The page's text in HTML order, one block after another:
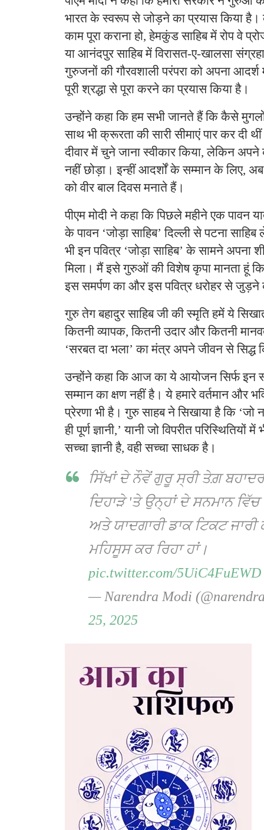
भारत के स्वरूप से जोड़ने का प्रयास किया है।
काम पूरा कराना हो, हेमकुंड साहिब में रोप वे
या आनंदपुर साहिब में विरासत-ए-खालसा
गुरुजनों की गौरवशाली परंपरा को अपना
पूरी श्रद्धा से पूरा करने का प्रयास किया है।
उन्होंने कहा कि हम सभी जानते हैं कि कैसे
साथ भी क्रूरता की सारी सीमाएं पार कर दी
दीवार में चुने जाना स्वीकार किया, लेकिन अपने
नहीं छोड़ा। इन्हीं आदर्शों के सम्मान के लिए,
को वीर बाल दिवस मनाते हैं।
पीएम मोदी ने कहा कि पिछले महीने एक पावन
के पावन ‘जोड़ा साहिब’ दिल्ली से पटना
भी इन पवित्र ‘जोड़ा साहिब’ के सामने अपना
मिला। मैं इसे गुरुओं की विशेष कृपा मानता हूं
इस समर्पण का और इस पवित्र धरोहर से जुड़ने
गुरु तेग बहादुर साहिब जी की स्मृति हमें ये
कितनी व्यापक, कितनी उदार और कितनी
‘सरबत दा भला’ का मंत्र अपने जीवन से सिद्ध
उन्होंने कहा कि आज का ये आयोजन सिर्फ इन
सम्मान का क्षण नहीं है। ये हमारे वर्तमान और
प्रेरणा भी है। गुरु साहब ने सिखाया है कि
ही पूर्ण ज्ञानी,’ यानी जो विपरीत परिस्थितियों
सच्चा ज्ञानी है, वही सच्चा साधक है।
ਸਿੱਖਾਂ ਦੇ ਨੌਵੇਂ ਗੁਰੂ ਸ੍ਰੀ ਤੇਗ਼
ਦਿਹਾੜੇ 'ਤੇ ਉਨ੍ਹਾਂ ਦੇ ਸਨਮਾਨ
ਅਤੇ ਯਾਦਗਾਰੀ ਡਾਕ ਟਿਕਟ
ਮਹਿਸੂਸ ਕਰ ਰਿਹਾ ਹਾਂ।
pic.twitter.com/5UiC4FuEWD
— Narendra Modi
25, 2025